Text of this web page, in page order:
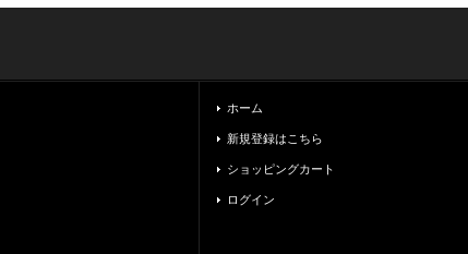
ホーム
新規登録はこちら
ショッピングカート
ログイン